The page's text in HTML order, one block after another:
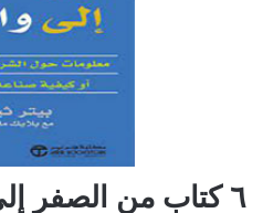
٦ كتاب من الصفر